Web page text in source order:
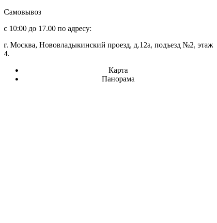
Самовывоз
с 10:00 до 17.00 по адресу:
г. Москва, Нововладыкинский проезд, д.12а, подъезд №2, этаж
4.
Карта
Панорама